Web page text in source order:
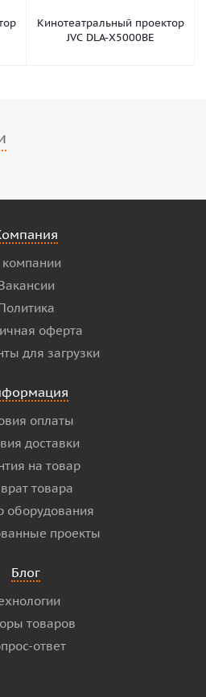
Кинотеатральный проектор
JVC DLA-X5000BE
оферта
для загрузки
оплаты
доставки
на товар
товара
оборудования
проекты
Блог
товаров
ответ